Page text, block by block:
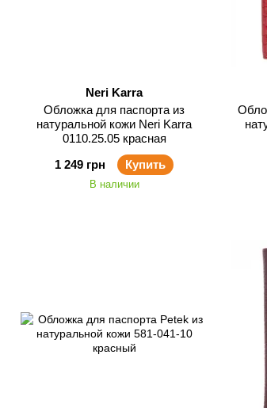
Neri Karra
Обложка для паспорта из
натуральной кожи Neri Karra
0110.25.05 красная
1 249 грн
Купить
В наличии